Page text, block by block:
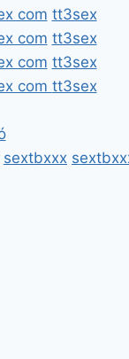
com tt3sex
com tt3sex
com tt3sex
com tt3sex
sextbxxx